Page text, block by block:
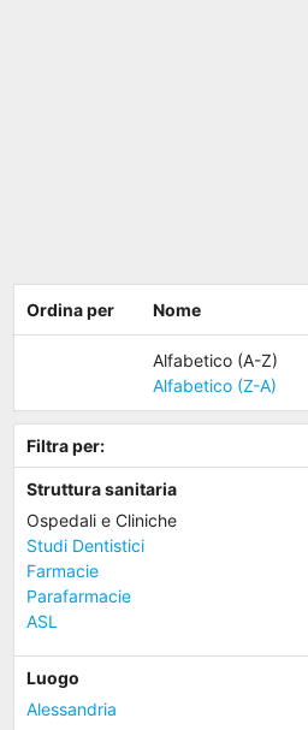
Ordina per Nome
Alfabetico (A-Z)
Alfabetico (Z-A)
Filtra per:
Struttura sanitaria
Ospedali e Cliniche
Studi Dentistici
Farmacie
Parafarmacie
ASL
Luogo
Alessandria